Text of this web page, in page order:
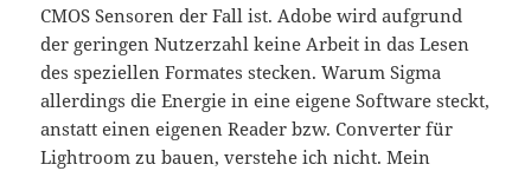
CMOS Sensoren der Fall ist. Adobe wird aufgrund
der geringen Nutzerzahl keine Arbeit in das Lesen
des speziellen Formates stecken. Warum Sigma
allerdings die Energie in eine eigene Software steckt,
anstatt einen eigenen Reader bzw. Converter für
Lightroom zu bauen, verstehe ich nicht. Mein